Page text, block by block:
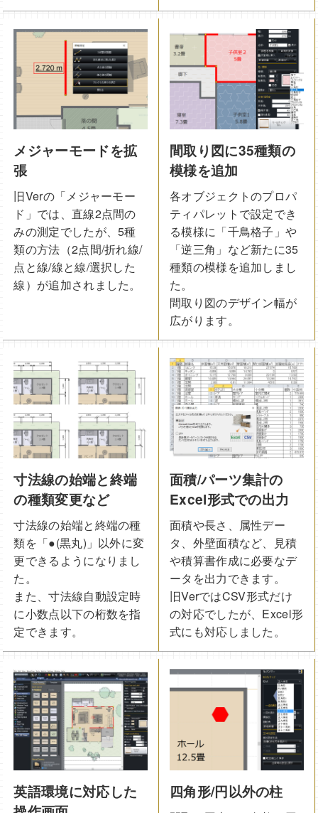
メジャーモードを拡
張
旧Verの「メジャーモー
ド」では、直線2点間の
みの測定でしたが、5種
類の方法（2点間/折れ線/
点と線/線と線/選択した
線）が追加されました。
間取り図に35種類の
模様を追加
各オブジェクトのプロパ
ティパレットで設定でき
る模様に「千鳥格子」や
「逆三角」など新たに35
種類の模様を追加しまし
た。
間取り図のデザイン幅が
広がります。
寸法線の始端と終端
の種類変更など
寸法線の始端と終端の種
類を「●(黒丸)」以外に変
更できるようになりまし
た。
また、寸法線自動設定時
に小数点以下の桁数を指
定できます。
面積/パーツ集計の
Excel形式での出力
面積や長さ、属性デー
タ、外壁面積など、見積
や積算書作成に必要なデ
ータを出力できます。
旧VerではCSV形式だけ
の対応でしたが、Excel形
式にも対応しました。
英語環境に対応した
四角形/円以外の柱